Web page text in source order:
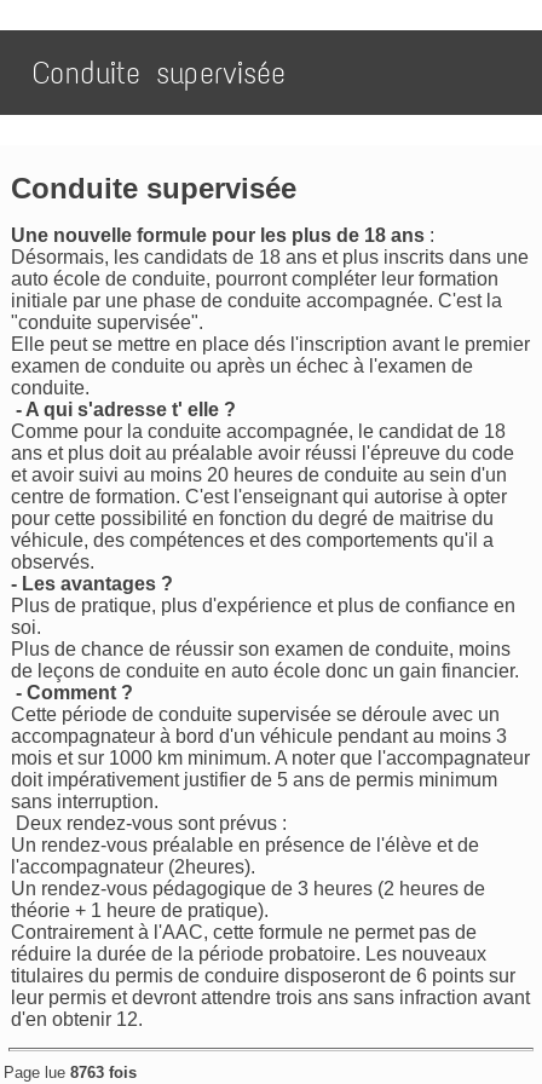
Conduite supervisée
Conduite supervisée
Une nouvelle formule pour les plus de 18 ans :
Désormais, les candidats de 18 ans et plus inscrits dans une
auto école de conduite, pourront compléter leur formation
initiale par une phase de conduite accompagnée. C'est la
"conduite supervisée".
Elle peut se mettre en place dés l'inscription avant le premier
examen de conduite ou après un échec à l'examen de
conduite.
- A qui s'adresse t' elle ?
Comme pour la conduite accompagnée, le candidat de 18
ans et plus doit au préalable avoir réussi l'épreuve du code
et avoir suivi au moins 20 heures de conduite au sein d'un
centre de formation. C'est l'enseignant qui autorise à opter
pour cette possibilité en fonction du degré de maitrise du
véhicule, des compétences et des comportements qu'il a
observés.
- Les avantages ?
Plus de pratique, plus d'expérience et plus de confiance en
soi.
Plus de chance de réussir son examen de conduite, moins
de leçons de conduite en auto école donc un gain financier.
- Comment ?
Cette période de conduite supervisée se déroule avec un
accompagnateur à bord d'un véhicule pendant au moins 3
mois et sur 1000 km minimum. A noter que l'accompagnateur
doit impérativement justifier de 5 ans de permis minimum
sans interruption.
Deux rendez-vous sont prévus :
Un rendez-vous préalable en présence de l'élève et de
l'accompagnateur (2heures).
Un rendez-vous pédagogique de 3 heures (2 heures de
théorie + 1 heure de pratique).
Contrairement à l'AAC, cette formule ne permet pas de
réduire la durée de la période probatoire. Les nouveaux
titulaires du permis de conduire disposeront de 6 points sur
leur permis et devront attendre trois ans sans infraction avant
d'en obtenir 12.
Page lue8763 fois